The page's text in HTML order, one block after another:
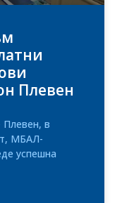
Плевен
в
МБАЛ-
успешна